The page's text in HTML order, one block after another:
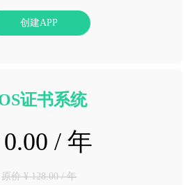
创建APP
证书系统
/ 年
原价 ¥ 128.00 / 年